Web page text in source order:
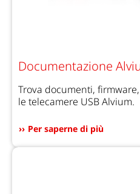
Documentazione
Trova documenti,
le telecamere USB Alvium.
Per saperne di più